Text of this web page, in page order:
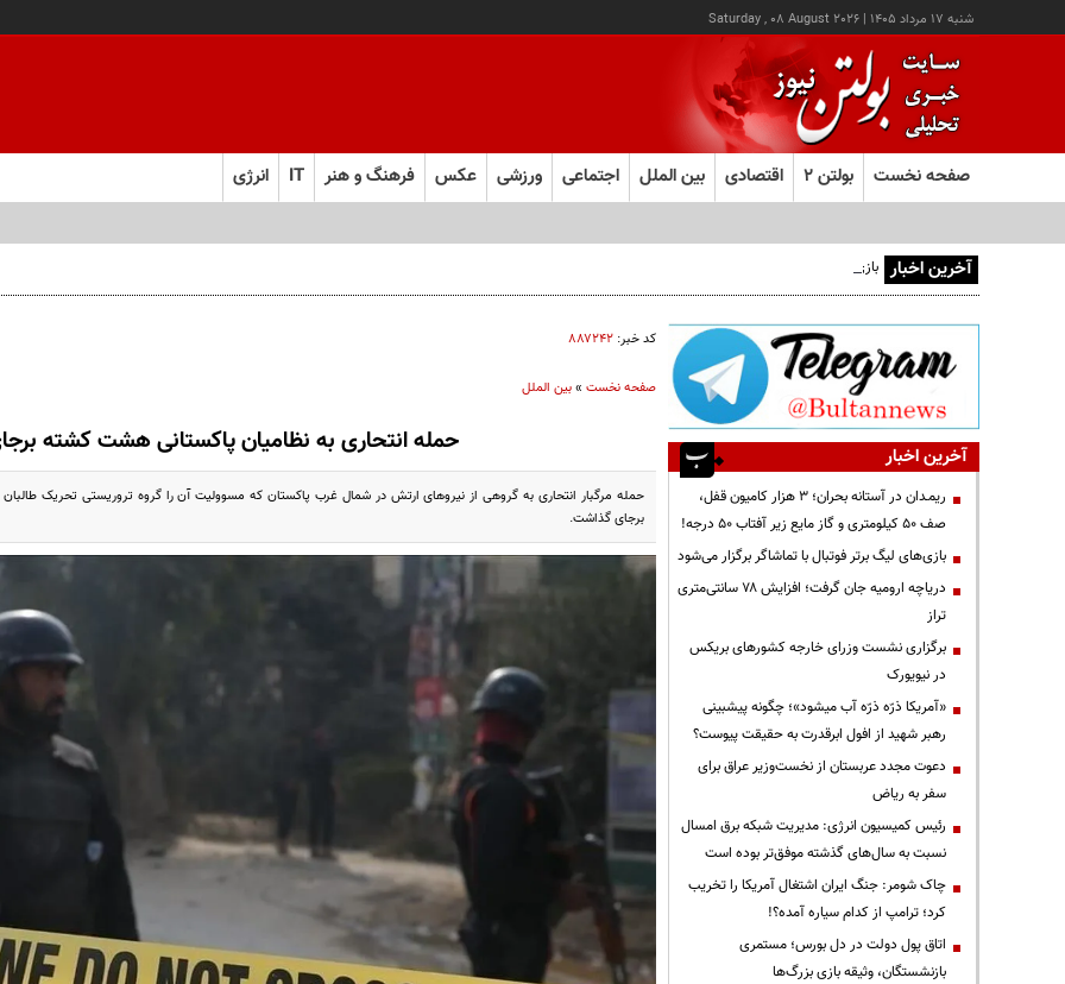
شنبه ۱۷ مرداد ۱۴۰۵ |
Saturday , 08 August 2026
صفحه نخست بولتن ۲ اقتصادی بین الملل اجتماعی ورزشی عکس فرهنگ و هنر IT انرژی
آخرین اخبار بازی‌های لیگ برتر فوتبال با تماشاگر برگزار می‌شود
کد خبر: ۸۸۷۲۴۲
صفحه نخست»بین الملل
حمله انتحاری به نظامیان پاکستانی هشت کشته
حمله مرگبار انتحاری به گروهی از نیروهای ارتش در شمال غرب پاکستان که مسوولیت آن را گروه تروریستی تحریک
برجای گذاشت.
آخرین اخبار
ریمـدان در آستانه بحران؛ ۳ هزار کامیون قفل،
صف ۵۰ کیلومتری و گاز مایع زیر آفتاب ۵۰ درجه!
بازی‌های لیگ برتر فوتبال با تماشاگر برگزار می‌شود
دریاچه ارومیه جان گرفت؛ افزایش ۷۸ سانتی‌متری
تراز
برگزاری نشست وزرای خارجه کشورهای بریکس
در نیویورک
«آمریکا ذرّه ذرّه آب میشود»؛ چگونه پیشبینی
رهبر شهید از افول ابرقدرت به حقیقت پیوست؟
دعوت مجدد عربستان از نخست‌وزیر عراق برای
سفر به ریاض
رئیس کمیسیون انرژی: مدیریت شبکه برق امسال
نسبت به سال‌های گذشته موفق‌تر بوده است
چاک شومر: جنگ ایران اشتغال آمریکا را تخریب
کرد؛ ترامپ از کدام سیاره آمده؟!
اتاق پول دولت در دل بورس؛ مستمری
بازنشستگان، وثیقه بازی بزرگ‌ها